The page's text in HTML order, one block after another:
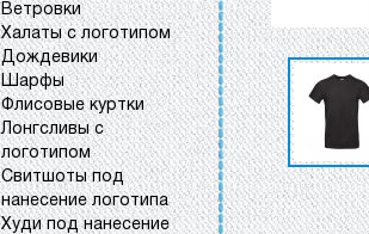
Ветровки
Халаты с логотипом
Дождевики
Шарфы
Флисовые куртки
Лонгсливы с
логотипом
Свитшоты под
нанесение логотипа
Худи под нанесение